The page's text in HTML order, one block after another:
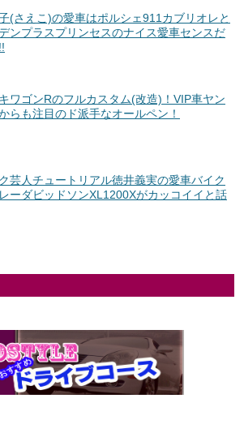
(さえこ)の愛車はポルシェ911カブリオレと
ンプラスプリンセスのナイス愛車センスだ
ワゴンRのフルカスタム(改造)！VIP車ヤン
らも注目のド派手なオールペン！
芸人チュートリアル徳井義実の愛車バイク
ーダビッドソンXL1200Xがカッコイイと話